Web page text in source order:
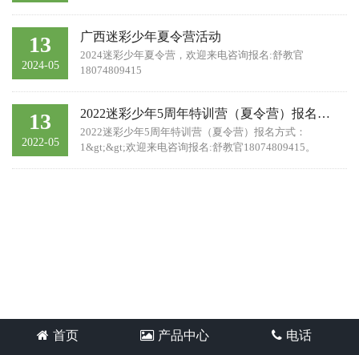
13
2024-05
广西迷彩少年夏令营活动
​2024迷彩少年夏令营，欢迎来电咨询报名:舒教官
18074809415
13
2022-05
2022迷彩少年5周年特训营（夏令营）报名方式
2022迷彩少年5周年特训营（夏令营）报名方式：
1&gt;&gt;欢迎来电咨询报名:舒教官18074809415。
首页 产品中心 电话